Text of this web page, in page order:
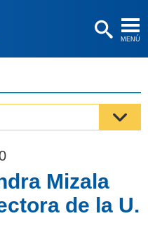
MENÚ
os
os
os
Mizala
de la U.